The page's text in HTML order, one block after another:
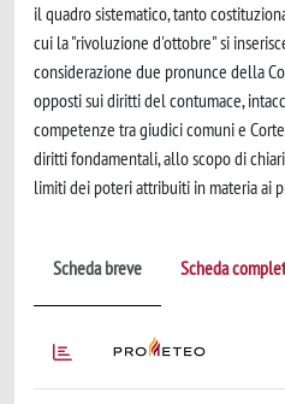
il quadro sistematico, tanto
cui la "rivoluzione d'ottobre" si
considerazione due pronunce della
opposti sui diritti del contumace,
competenze tra giudici comuni e
diritti fondamentali, allo scopo di
limiti dei poteri attribuiti in materia ai
Scheda breve Scheda